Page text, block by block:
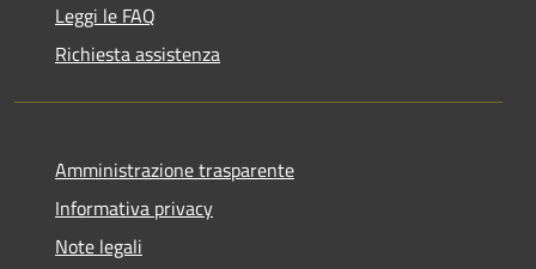
Leggi le FAQ
Richiesta assistenza
Amministrazione trasparente
Informativa privacy
Note legali